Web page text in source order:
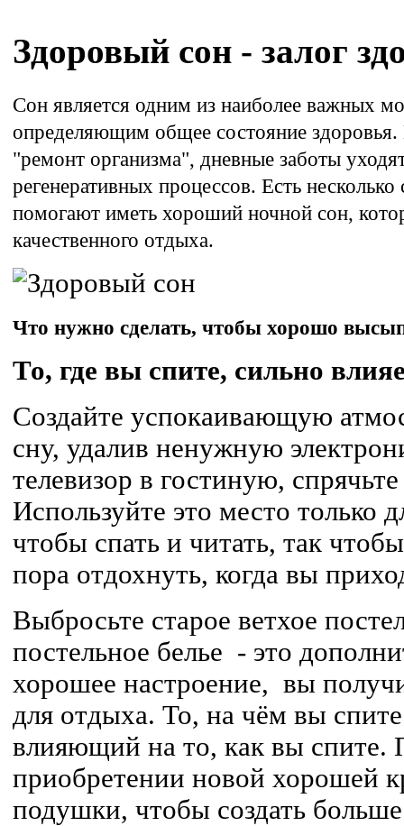
Здоровый сон - залог
Сон является одним из наиболее важных
определяющим общее состояние здоровья.
"ремонт организма", дневные заботы
регенеративных процессов. Есть
помогают иметь хороший ночной сон,
качественного отдыха.
Что нужно сделать, чтобы хорошо
То, где вы спите, сильно
Создайте успокаивающую
сну, удалив ненужную
телевизор в гостиную,
Используйте это место только
чтобы спать и читать, так
пора отдохнуть, когда вы
Выбросьте старое ветхое
постельное белье - это
хорошее настроение, вы
для отдыха. То, на чём вы
влияющий на то, как вы спите.
приобретении новой хорошей
подушки, чтобы создать